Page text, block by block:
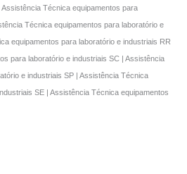
Técnica equipamentos para
Técnica equipamentos para laboratório e
equipamentos para laboratório e industriais RR
para laboratório e industriais SC | Assistência
e industriais SP | Assistência Técnica
SE | Assistência Técnica equipamentos